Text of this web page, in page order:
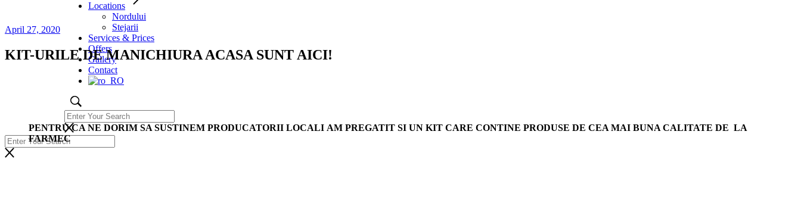
Locations
Nordului
Stejarii
Services & Prices
Offers
Gallery
Contact
April 27, 2020
KIT-URILE DE MANICHIURA ACASA SUNT AICI!
PENTRU CA NE DORIM SA SUSTINEM PRODUCATORII LOCALI AM PREGATIT SI UN KIT CARE CONTINE PRODUSE DE CEA MAI BUNA CALITATE DE LA
FARMEC